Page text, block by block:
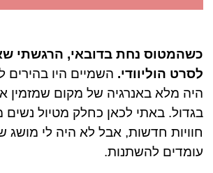
כשהמטוס נחת בדובאי, הרגשתי
לסרט הוליוודי. השמיים היו בהירים
היה מלא באנרגיה של מקום שמזמין
בגדול. באתי לכאן כחלק מטיול
חוויות חדשות, אבל לא היה לי מושג
עומדים להשתנות.